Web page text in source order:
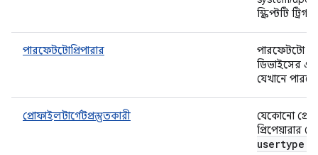
স্ক্রিপ্টটি
পারফেটটোপ্রিপারার
পারফেটটো
ডিভাইসের
যেখানে
প্রোফাইলটার্গেটপ্রস্তুতকারী
যেকোনো
প্রিপেয়ারার
usertype